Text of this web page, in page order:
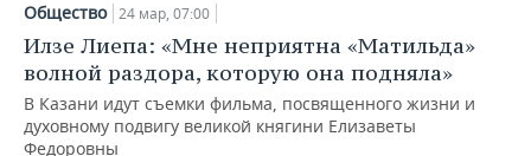
Общество 24 мар, 07:00
Илзе Лиепа: «Мне неприятна «Матильда»
волной раздора, которую она подняла»
В Казани идут съемки фильма, посвященного жизни и
духовному подвигу великой княгини Елизаветы
Федоровны
Общество
«По имени Хюррем»: как
революционерка из гарема
разделила власть с турецким
султаном